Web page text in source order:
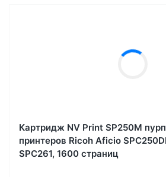
Картридж NV Print SP250M
принтеров Ricoh Aficio
SPC261, 1600 страниц